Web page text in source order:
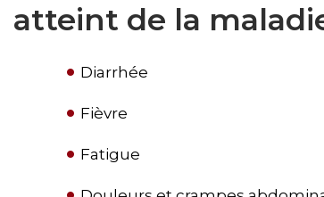
atteint de la
Diarrhée
Fièvre
Fatigue